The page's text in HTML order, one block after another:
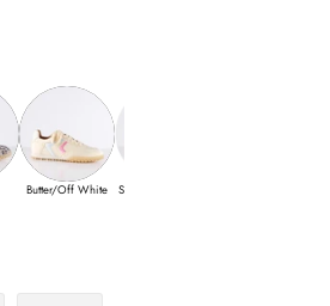
Butter/Off White Sand/Champagne